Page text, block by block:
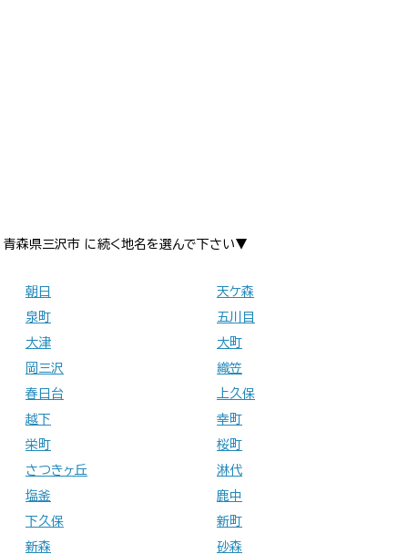
青森県三沢市 に続く地名を選んで下さい▼
朝日
天ケ森
泉町
五川目
大津
大町
岡三沢
織笠
春日台
上久保
越下
幸町
栄町
桜町
さつきヶ丘
淋代
塩釜
鹿中
下久保
新町
新森
砂森